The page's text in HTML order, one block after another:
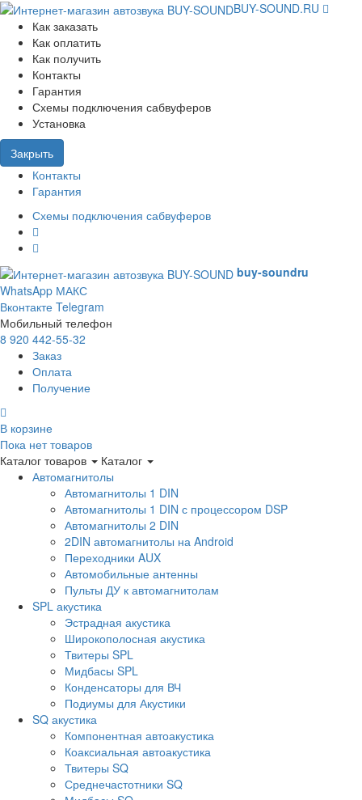
BUY-SOUND.RU
Как заказать
Как оплатить
Как получить
Контакты
Гарантия
Схемы подключения сабвуферов
Установка
Закрыть
Контакты
Гарантия
Схемы подключения сабвуферов
buy-soundru
WhatsApp МАКС
Вконтакте Telegram
Мобильный телефон
8 920 442-55-32
Заказ
Оплата
Получение
В корзине
Пока нет товаров
Каталог товаров
Каталог
Автомагнитолы
Автомагнитолы 1 DIN
Автомагнитолы 1 DIN с процессором DSP
Автомагнитолы 2 DIN
2DIN автомагнитолы на Android
Переходники AUX
Автомобильные антенны
Пульты ДУ к автомагнитолам
SPL акустика
Эстрадная акустика
Широкополосная акустика
Твитеры SPL
Мидбасы SPL
Конденсаторы для ВЧ
Подиумы для Акустики
SQ акустика
Компонентная автоакустика
Коаксиальная автоакустика
Твитеры SQ
Среднечастотники SQ